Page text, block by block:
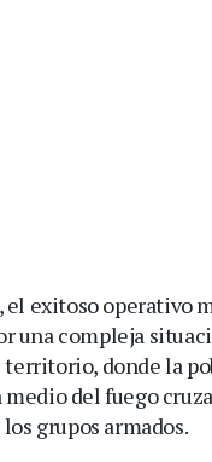
el exitoso operativo
una compleja
territorio, donde la
del fuego
grupos armados.